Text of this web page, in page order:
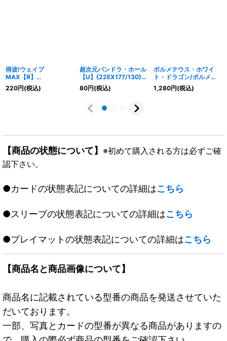
得波!ウェイブ
MAX【R】
{RP1426/95}《多》
220円(税込)
超次元パンドラ・ホール
【U】{22EX177/130}
《水》
80円(税込)
ボルメテウス・ホワイ
ト・ドラゴン/ボルメテ
ウス・レジェンド・フレ
ア【SR】{EX041/75}
1,280円(税込)
【商品の状態について】 ※初めて購入される方は必ずご確
認下さい。
●カードの状態表記についての詳細はこちら
●スリーブの状態表記についての詳細はこちら
●プレイマットの状態表記についての詳細はこちら
【商品名と商品画像について】
商品名に記載されている型番の商品を発送させていた
だいております。
一部、写真とカードの型番が異なる商品がありますの